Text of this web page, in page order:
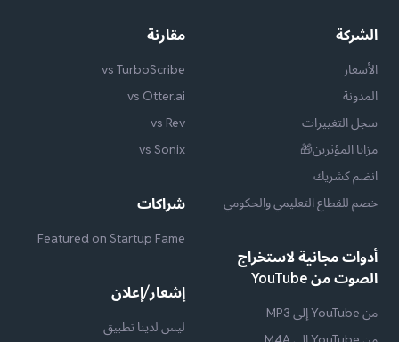
الشركة
الأسعار
المدونة
سجل التغييرات
مزايا المؤثرين🎁
انضم كشريك
خصم للقطاع التعليمي والحكومي
أدوات مجانية لاستخراج
الصوت من YouTube
من YouTube إلى MP3
مقارنة
vs TurboScribe
vs Otter.ai
vs Rev
vs Sonix
شراكات
Featured on Startup Fame
إشعار/إعلان
ليس لدينا تطبيق